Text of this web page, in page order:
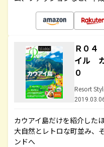
Ｒ０
イル
０
Resort
カウアイ島だけを紹介した
大自然とレトロな町並み、
ンドへ